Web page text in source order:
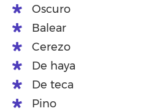
Oscuro
Balear
Cerezo
De haya
De teca
Pino